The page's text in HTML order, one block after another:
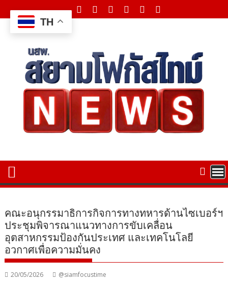
to
content
คณะอนุกรรมาธิการกิจการทางทหารด้านไซเบอร์ฯ
ประชุมพิจารณาแนวทางการขับเคลื่อน
อุตสาหกรรมป้องกันประเทศ และเทคโนโลยี
อวกาศเพื่อความมั่นคง
20/05/2026 @siamfocustime
TH